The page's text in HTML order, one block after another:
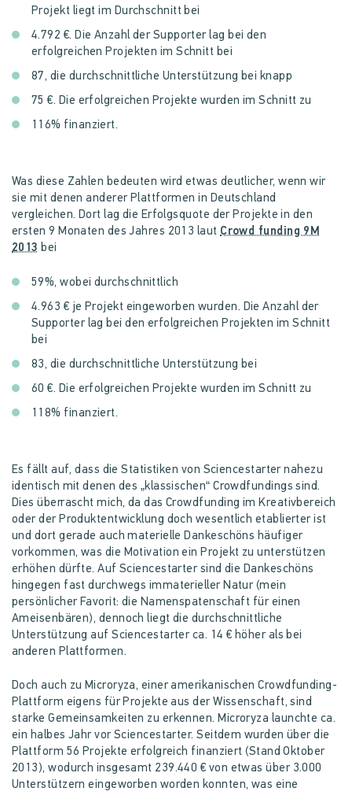
Projekt liegt im Durchschnitt bei
4.792 €. Die Anzahl der Supporter lag bei den
erfolgreichen Projekten im Schnitt bei
87, die durchschnittliche Unterstützung bei knapp
75 €. Die erfolgreichen Projekte wurden im Schnitt zu
116% finanziert.
Was diese Zahlen bedeuten wird etwas deutlicher, wenn wir
sie mit denen anderer Plattformen in Deutschland
vergleichen. Dort lag die Erfolgsquote der Projekte in den
ersten 9 Monaten des Jahres 2013 lautCrowd funding 9M
2013 bei
59%, wobei durchschnittlich
4.963 € je Projekt eingeworben wurden. Die Anzahl der
Supporter lag bei den erfolgreichen Projekten im Schnitt
bei
83, die durchschnittliche Unterstützung bei
60 €. Die erfolgreichen Projekte wurden im Schnitt zu
118% finanziert.
Es fällt auf, dass die Statistiken von Sciencestarter nahezu
identisch mit denen des „klassischen“ Crowdfundings sind.
Dies überrascht mich, da das Crowdfunding im Kreativbereich
oder der Produktentwicklung doch wesentlich etablierter ist
und dort gerade auch materielle Dankeschöns häufiger
vorkommen, was die Motivation ein Projekt zu unterstützen
erhöhen dürfte. Auf Sciencestarter sind die Dankeschöns
hingegen fast durchwegs immaterieller Natur (mein
persönlicher Favorit: die Namenspatenschaft für einen
Ameisenbären), dennoch liegt die durchschnittliche
Unterstützung auf Sciencestarter ca. 14 € höher als bei
anderen Plattformen.
Doch auch zu Microryza, einer amerikanischen Crowdfunding-
Plattform eigens für Projekte aus der Wissenschaft, sind
starke Gemeinsamkeiten zu erkennen. Microryza launchte ca.
ein halbes Jahr vor Sciencestarter. Seitdem wurden über die
Plattform 56 Projekte erfolgreich finanziert (Stand Oktober
2013), wodurch insgesamt 239.440 € von etwas über 3.000
Unterstützern eingeworben worden konnten, was eine